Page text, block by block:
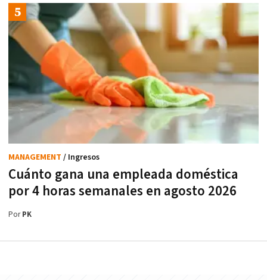
Cuánto gana una empleada doméstica
por 4 horas semanales en agosto 2026
MANAGEMENT / Ingresos
PorPK